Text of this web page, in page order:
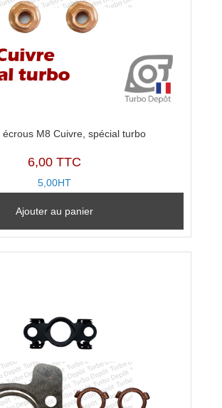
écrous M8 Cuivre, spécial turbo
6,00 TTC
5,00HT
Ajouter au panier